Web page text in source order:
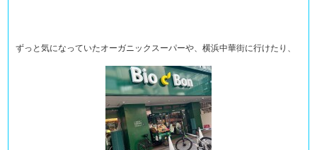
ずっと気になっていたオーガニックスーパーや、横浜中華街に行けたり、